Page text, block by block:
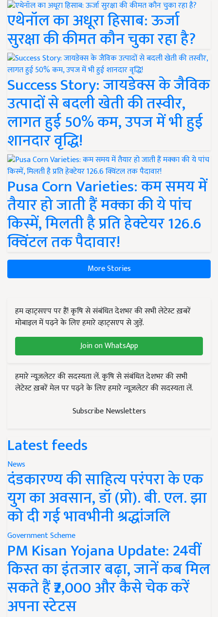
एथेनॉल का अधूरा हिसाब: ऊर्जा
सुरक्षा की कीमत कौन चुका रहा है?
Success Story: जायडेक्स के जैविक
उत्पादों से बदली खेती की तस्वीर,
लागत हुई 50% कम, उपज में भी हुई
शानदार वृद्धि!
Pusa Corn Varieties: कम समय में
तैयार हो जाती हैं मक्का की ये पांच
किस्में, मिलती है प्रति हेक्टेयर 126.6
क्विंटल तक पैदावार!
More Stories
हम व्हाट्सएप पर हैं! कृषि से संबंधित देशभर की सभी लेटेस्ट ख़बरें
मोबाइल में पढ़ने के लिए हमारे व्हाट्सएप से जुड़ें.
Join on WhatsApp
हमारे न्यूज़लेटर की सदस्यता लें. कृषि से संबंधित देशभर की सभी
लेटेस्ट ख़बरें मेल पर पढ़ने के लिए हमारे न्यूज़लेटर की सदस्यता लें.
Subscribe Newsletters
Latest feeds
News
दंडकारण्य की साहित्य परंपरा के एक
युग का अवसान, डॉ (प्रो). बी. एल. झा
को दी गई भावभीनी श्रद्धांजलि
Government Scheme
PM Kisan Yojana Update: 24वीं
किस्त का इंतजार बढ़ा, जानें कब मिल
सकते हैं ₹2,000 और कैसे चेक करें
अपना स्टेटस